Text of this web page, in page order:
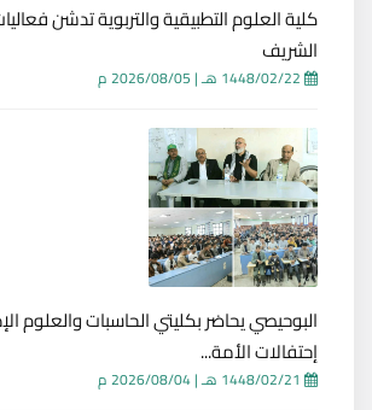
كلية العلوم التطبيقية والتربوية تدشن
الشريف
| 2026/08/05 م
البوحيصي يحاضر بكليتي الحاسبات والعلوم
إحتفالات الأمة...
|2026/08/04 م